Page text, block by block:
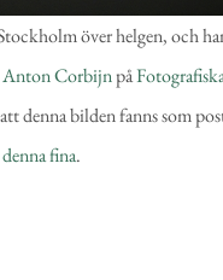
över helgen, och
Anton Corbijnpå
denna bilden fanns som
denna fina.